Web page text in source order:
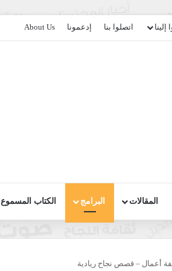
إلينا اتصلوا بنا إدعمونا About Us
المقالات البرامج الكتاب المسموع
أعمال – قصص نجاح ريادية